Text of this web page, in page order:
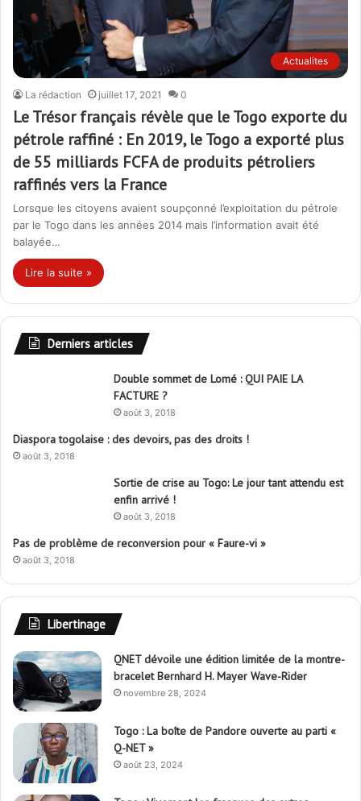
Actualites
La rédaction juillet 17, 2021 0
Le Trésor français révèle que le Togo exporte du
pétrole raffiné : En 2019, le Togo a exporté plus
de 55 milliards FCFA de produits pétroliers
raffinés vers la France
Lorsque les citoyens avaient soupçonné l’exploitation du pétrole
par le Togo dans les années 2014 mais l’information avait été
balayée…
Lire la suite »
Derniers articles
Double sommet de Lomé : QUI PAIE LA
FACTURE ?
août 3, 2018
Diaspora togolaise : des devoirs, pas des droits !
août 3, 2018
Sortie de crise au Togo: Le jour tant attendu est
enfin arrivé !
août 3, 2018
Pas de problème de reconversion pour « Faure-vi »
août 3, 2018
Libertinage
QNET dévoile une édition limitée de la montre-
bracelet Bernhard H. Mayer Wave-Rider
novembre 28, 2024
Togo : La boîte de Pandore ouverte au parti «
Q-NET »
août 23, 2024